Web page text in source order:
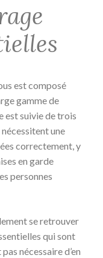
est composé
gamme de
est suivie de trois
une
correctement, y
en garde
personnes
se retrouver
qui sont
nécessaire d’en